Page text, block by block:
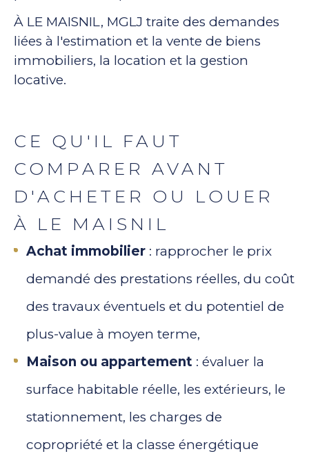
À LE MAISNIL, MGLJ traite des demandes
liées à l'estimation et la vente de biens
immobiliers, la location et la gestion
locative.
CE QU'IL FAUT
COMPARER AVANT
D'ACHETER OU LOUER
À LE MAISNIL
Achat immobilier : rapprocher le prix
demandé des prestations réelles, du coût
des travaux éventuels et du potentiel de
plus-value à moyen terme,
Maison ou appartement : évaluer la
surface habitable réelle, les extérieurs, le
stationnement, les charges de
copropriété et la classe énergétique